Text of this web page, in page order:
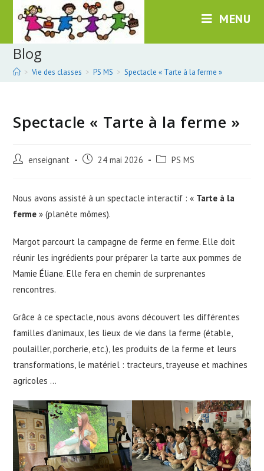
content
MENU
Blog
> Vie des classes > PS MS > Spectacle « Tarte à la ferme »
Spectacle « Tarte à la ferme »
Post enseignant
Post 24 mai 2026
Post PS MS
Nous avons assisté à un spectacle interactif : « Tarte à la
ferme » (planète mômes).
Margot parcourt la campagne de ferme en ferme. Elle doit
réunir les ingrédients pour préparer la tarte aux pommes de
Mamie Éliane. Elle fera en chemin de surprenantes
rencontres.
Grâce à ce spectacle, nous avons découvert les différentes
familles d’animaux, les lieux de vie dans la ferme (étable,
poulailler, porcherie, etc.), les produits de la ferme et leurs
transformations, le matériel : tracteurs, trayeuse et machines
agricoles …